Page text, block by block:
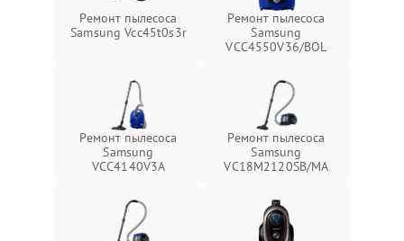
Ремонт пылесоса
Samsung Vcc45t0s3r
Ремонт пылесоса
Samsung
VCC4550V36/BOL
Ремонт пылесоса
Samsung
VCC4140V3A
Ремонт пылесоса
Samsung
VC18M2120SB/MA